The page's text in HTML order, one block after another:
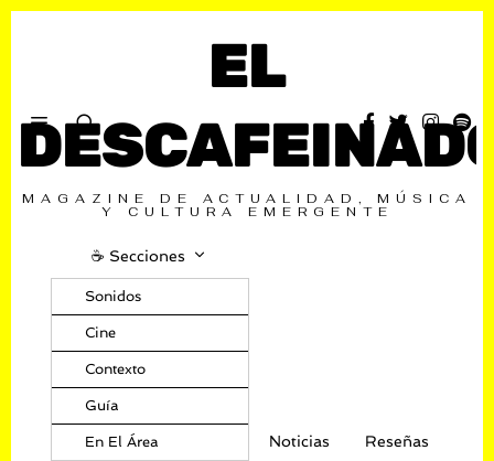
EL
MAGAZINE DE ACTUALIDAD, MÚSICA
Y CULTURA EMERGENTE
☕️ Secciones
Sonidos
Cine
Contexto
Guía
En El Área Noticias Reseñas